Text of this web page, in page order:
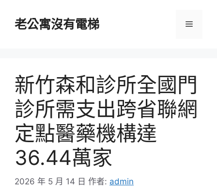
老公寓沒有電梯 選
新竹森和診所全國門
診所需支出跨省聯網
定點醫藥機構達
36.44萬家
2026 年 5 月 14 日 作者: admin